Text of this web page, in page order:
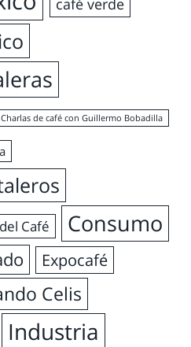
Charlas de café con Guillermo Bobadilla
Café Consumo
Expocafé
Celis
Industria